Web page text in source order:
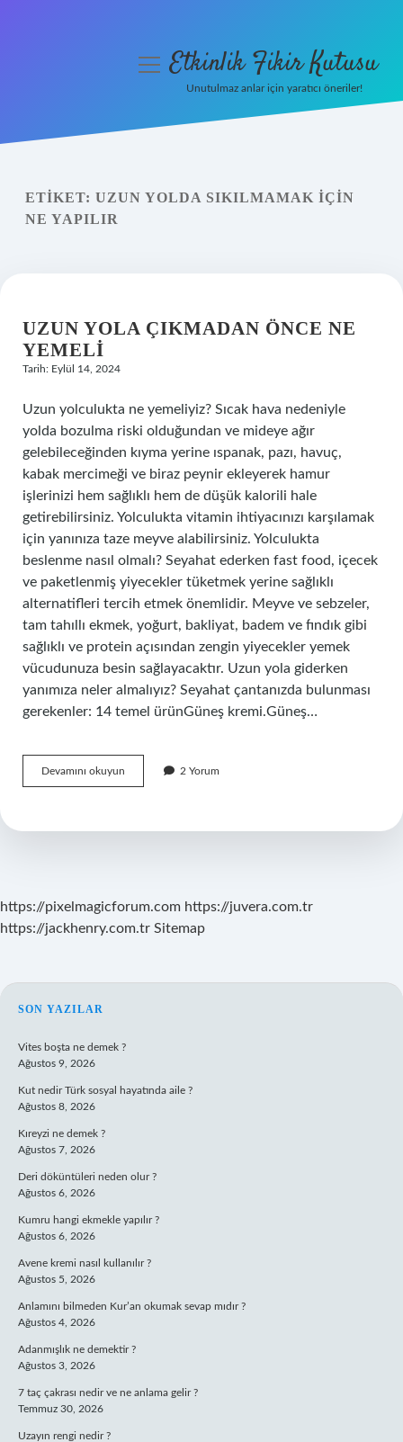
Yasal Uyarı
menüyüEtkinlik Fikir Kutusu
Unutulmaz anlar için yaratıcı öneriler!
ETIKET: UZUN YOLDA SIKILMAMAK IÇIN
NE YAPILIR
UZUN YOLA ÇIKMADAN ÖNCE NE
YEMELI
Tarih: Eylül 14, 2024
Uzun yolculukta ne yemeliyiz? Sıcak hava nedeniyle
yolda bozulma riski olduğundan ve mideye ağır
gelebileceğinden kıyma yerine ıspanak, pazı, havuç,
kabak mercimeği ve biraz peynir ekleyerek hamur
işlerinizi hem sağlıklı hem de düşük kalorili hale
getirebilirsiniz. Yolculukta vitamin ihtiyacınızı karşılamak
için yanınıza taze meyve alabilirsiniz. Yolculukta
beslenme nasıl olmalı? Seyahat ederken fast food, içecek
ve paketlenmiş yiyecekler tüketmek yerine sağlıklı
alternatifleri tercih etmek önemlidir. Meyve ve sebzeler,
tam tahıllı ekmek, yoğurt, bakliyat, badem ve fındık gibi
sağlıklı ve protein açısından zengin yiyecekler yemek
vücudunuza besin sağlayacaktır. Uzun yola giderken
yanımıza neler almalıyız? Seyahat çantanızda bulunması
gerekenler: 14 temel ürünGüneş kremi.Güneş…
Devamını okuyun
Yola
Ne
2 Yorum
https://pixelmagicforum.com https://juvera.com.tr
https://jackhenry.com.tr Sitemap
SIDEBAR
SON YAZILAR
Vites boşta ne demek ?
Ağustos 9, 2026
Kut nedir Türk sosyal hayatında aile ?
Ağustos 8, 2026
Kıreyzi ne demek ?
Ağustos 7, 2026
Deri döküntüleri neden olur ?
Ağustos 6, 2026
Kumru hangi ekmekle yapılır ?
Ağustos 6, 2026
Avene kremi nasıl kullanılır ?
Ağustos 5, 2026
Anlamını bilmeden Kur’an okumak sevap mıdır ?
Ağustos 4, 2026
Adanmışlık ne demektir ?
Ağustos 3, 2026
7 taç çakrası nedir ve ne anlama gelir ?
Temmuz 30, 2026
Uzayın rengi nedir ?